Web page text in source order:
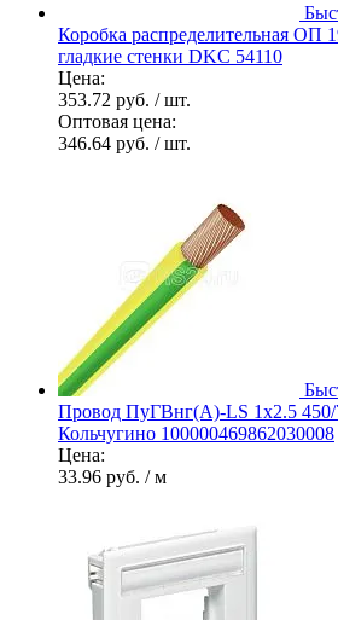
Коробка распределительная ОП
гладкие стенки DKC 54110
Цена:
353.72 руб. / шт.
Оптовая цена:
346.64 руб. / шт.
Провод ПуГВнг(А)-LS 1х2.5
Кольчугино 100000469862030008
Цена:
33.96 руб. / м